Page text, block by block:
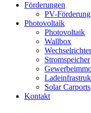
Förderungen
PV-
Photovoltaik
Photovoltaik
Wallbox
Wechselrichter
Stromspeicher
Solar Carports
Kontakt